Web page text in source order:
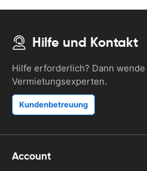
Hilfe und Kontakt
Hilfe erforderlich? Dann
Vermietungsexperten.
Kundenbetreuung
Account